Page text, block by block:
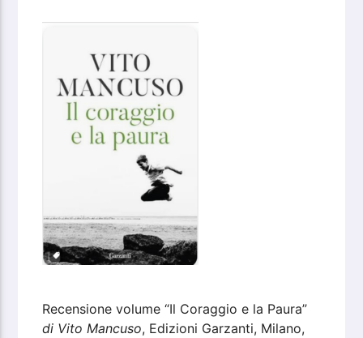
Recensione volume “Il Coraggio e la Paura”
di Vito Mancuso, Edizioni Garzanti, Milano,